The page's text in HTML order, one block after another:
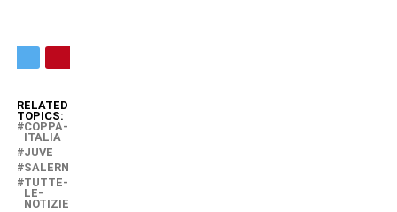
RELATED
TOPICS:
COPPA-
ITALIA
JUVE
SALERNITANA
TUTTE-
LE-
NOTIZIE